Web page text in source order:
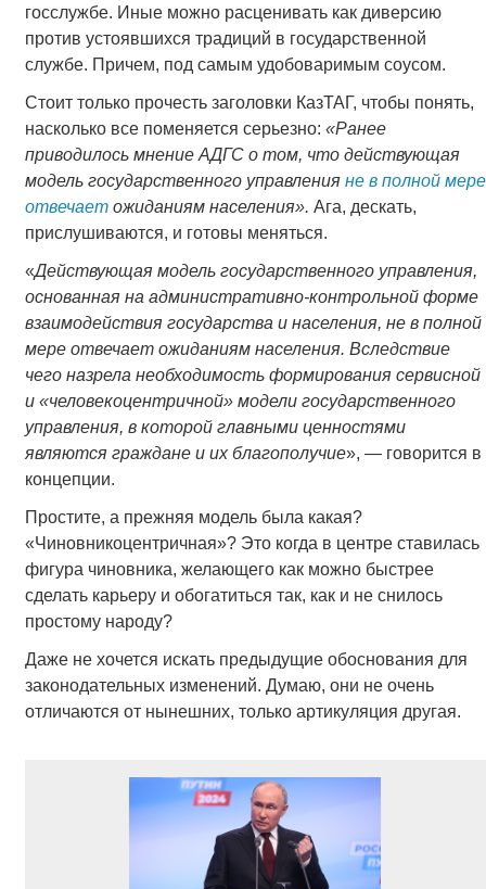
госслужбе. Иные можно расценивать как диверсию
против устоявшихся традиций в государственной
службе. Причем, под самым удобоваримым соусом.
Стоит только прочесть заголовки КазТАГ, чтобы понять,
насколько все поменяется серьезно: «Ранее
приводилось мнение АДГС о том, что действующая
модель государственного управления не в полной мере
отвечаетожиданиям населения». Ага, дескать,
прислушиваются, и готовы меняться.
«Действующая модель государственного управления,
основанная на административно-контрольной форме
взаимодействия государства и населения, не в полной
мере отвечает ожиданиям населения. Вследствие
чего назрела необходимость формирования сервисной
и «человекоцентричной» модели государственного
управления, в которой главными ценностями
являются граждане и их благополучие», — говорится в
концепции.
Простите, а прежняя модель была какая?
«Чиновникоцентричная»? Это когда в центре ставилась
фигура чиновника, желающего как можно быстрее
сделать карьеру и обогатиться так, как и не снилось
простому народу?
Даже не хочется искать предыдущие обоснования для
законодательных изменений. Думаю, они не очень
отличаются от нынешних, только артикуляция другая.